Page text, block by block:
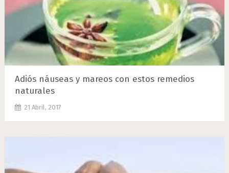
Adiós náuseas y mareos con estos remedios
naturales
21 Abril, 2017